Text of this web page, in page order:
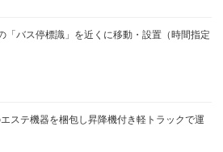
「バス停標識」を近くに移動・設置（時間指定
ステ機器を梱包し昇降機付き軽トラックで運